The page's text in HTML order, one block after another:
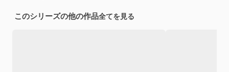
このシリーズの他の作品全てを見る